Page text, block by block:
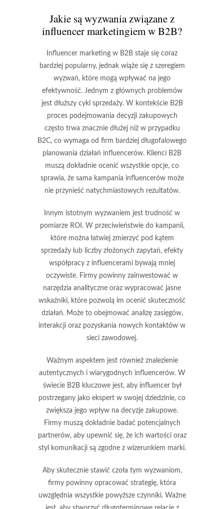
Jakie są wyzwania związane z
influencer marketingiem w B2B?
Influencer marketing w B2B staje się coraz
bardziej popularny, jednak wiąże się z szeregiem
wyzwań, które mogą wpływać na jego
efektywność. Jednym z głównych problemów
jest dłuższy cykl sprzedaży. W kontekście B2B
proces podejmowania decyzji zakupowych
często trwa znacznie dłużej niż w przypadku
B2C, co wymaga od firm bardziej długofalowego
planowania działań influencerów. Klienci B2B
muszą dokładnie ocenić wszystkie opcje, co
sprawia, że sama kampania influencerów może
nie przynieść natychmiastowych rezultatów.
Innym istotnym wyzwaniem jest trudność w
pomiarze ROI . W przeciwieństwie do kampanii,
które można łatwiej zmierzyć pod kątem
sprzedaży lub liczby złożonych zapytań, efekty
współpracy z influencerami bywają mniej
oczywiste. Firmy powinny zainwestować w
narzędzia analityczne oraz wypracować jasne
wskaźniki, które pozwolą im ocenić skuteczność
działań. Może to obejmować analizę zasięgów,
interakcji oraz pozyskania nowych kontaktów w
sieci zawodowej.
Ważnym aspektem jest również znalezienie
autentycznych i wiarygodnych influencerów. W
świecie B2B kluczowe jest, aby influencer był
postrzegany jako ekspert w swojej dziedzinie, co
zwiększa jego wpływ na decyzje zakupowe.
Firmy muszą dokładnie badać potencjalnych
partnerów, aby upewnić się, że ich wartości oraz
styl komunikacji są zgodne z wizerunkiem marki.
Aby skutecznie stawić czoła tym wyzwaniom,
firmy powinny opracować strategię, która
uwzględnia wszystkie powyższe czynniki. Ważne